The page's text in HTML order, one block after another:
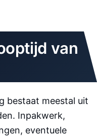
van
bestaat meestal uit
Inpakwerk,
eventuele